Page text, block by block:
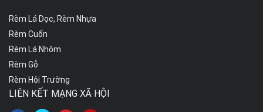
Chọn thảm trải sàn văn phòng loại nào phù hợp?
Thảm trải sàn không chỉ được ưa chuộng sử dụng trong
Rèm Lá Dọc, Rèm Nhựa
Rèm Cuốn
Rèm Lá Nhôm
Rèm Gỗ
Rèm Hội Trường
LIÊN KẾT MẠNG XÃ HỘI